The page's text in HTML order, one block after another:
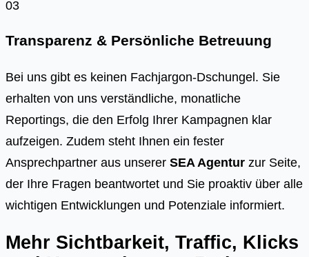
03
Transparenz & Persönliche Betreuung
Bei uns gibt es keinen Fachjargon-Dschungel. Sie
erhalten von uns verständliche, monatliche
Reportings, die den Erfolg Ihrer Kampagnen klar
aufzeigen. Zudem steht Ihnen ein fester
Ansprechpartner aus unserer SEA Agentur zur Seite,
der Ihre Fragen beantwortet und Sie proaktiv über alle
wichtigen Entwicklungen und Potenziale informiert.
Mehr Sichtbarkeit, Traffic, Klicks